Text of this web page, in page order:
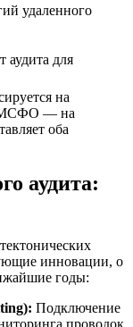
удаленного
аудита для
на
МСФО — на
оба
аудита:
инновации, о
годы:
Подключение
проводок